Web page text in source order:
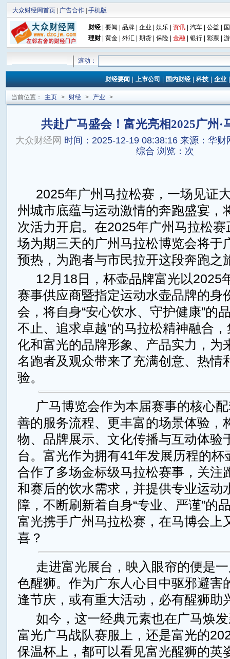
大众财经网首页| 广告合作| 手机版
财经| 要闻 品牌| 企业 娱乐| 资讯| 汽车| 公益
理财| 黄金| 外汇| 期货| 保险| 金融| 银行 彩票|
滚动：
财经要闻 |上市公司|国内财经|科技|企业
当前位置： 主页 > 财经 > 产业 >
共赴广马盛会！富光亮相2025广州·
大众财经网 时间：2025-12-19 08:38:16 来源：华财
综合 浏览： 次
2025年广州马拉松赛，一场见证
州城市底蕴与运动激情的奔跑盛宴，
次活力开启。在2025年广州马拉松
场为期三天的广州马拉松博览会将于
预热，为跑者与市民拉开这段奔跑之
12月18日，杯壶品牌富光以2025
赛事供应商暨指定运动水壶品牌的身
会，将自身“安心饮水、守护健康”的
不止、追求卓越”的马拉松精神融合
化和富光的品牌形象、产品实力，为
名跑者及观众带来了充满创意、热情
验。
广马博览会作为本届赛事的核心
善的服务流程、更丰富的场景体验，
物、品牌展示、文化传播与互动体验
台。富光作为拥有41年发展历程的杯
合作了多场金标级马拉松赛事，关注
和赛后的饮水需求，并提供专业运动
障，不断刷新着自身“专业、严谨”的
富光携手广州马拉松赛，在马博会上
喜？
走进富光展台，映入眼帘的便是
色醒狮。作为广东人心目中驱邪避害
逢节庆，或有重大活动，必有醒狮助
如今，这一经典元素也在广马焕
富光广马战队赛服上，还是富光的
保温杯上，都可以看见富光醒狮的英